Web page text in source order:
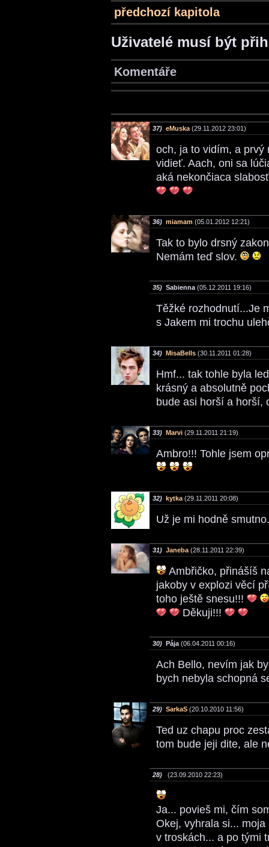
předchozí kapitola
Uživatelé musí být
Komentáře
37) eMuska (29.11.2012 23:01)
och, ja to vidím, a prvý
vidieť. Aach, oni sa
aká nekončiaca
36) miamam (05.01.2012 12:21)
Tak to bylo drsný
Nemám teď slov.
35) Sabienna (05.12.2011 19:16)
Těžké rozhodnutí...Je
s Jakem mi trochu
34) MisaBells (30.11.2011 01:28)
Hmf... tak tohle byla
krásný a absolutně
bude asi horší a horší,
33) Marvi (29.11.2011 21:19)
Ambro!!! Tohle jsem
32) kytka (29.11.2011 20:08)
Už je mi hodně
31) Janeba (28.11.2011 22:39)
Ambřičko, přinášíš
jakoby v explozi věcí
toho ještě snesu!!!
Děkuji!!!
30) Pája (06.04.2011 00:16)
Ach Bello, nevím jak
bych nebyla schopná
29) SarkaS (20.10.2010 11:56)
Ted uz chapu proc
tom bude jeji dite, ale
28) (23.09.2010 22:23)
Ja... povieš mi, čím
Okej, vyhrala si...
v troskách... a po tými